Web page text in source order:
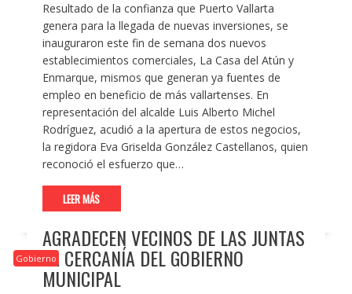
Resultado de la confianza que Puerto Vallarta
genera para la llegada de nuevas inversiones, se
inauguraron este fin de semana dos nuevos
establecimientos comerciales, La Casa del Atún y
Enmarque, mismos que generan ya fuentes de
empleo en beneficio de más vallartenses. En
representación del alcalde Luis Alberto Michel
Rodríguez, acudió a la apertura de estos negocios,
la regidora Eva Griselda González Castellanos, quien
reconoció el esfuerzo que…
LEER MÁS
Gobierno
AGRADECEN VECINOS DE LAS JUNTAS
LA CERCANÍA DEL GOBIERNO
MUNICIPAL